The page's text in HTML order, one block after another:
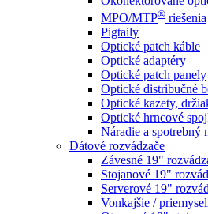
MPO/MTP® ​ riešenia
Pigtaily
Optické patch káble
Optické adaptéry
Optické patch panely
Optické distribučné
Optické kazety,
Optické hrncové
Náradie a spotrebný
Dátové rozvádzače
Závesné 19"
Stojanové 19"
Serverové 19"
Vonkajšie /